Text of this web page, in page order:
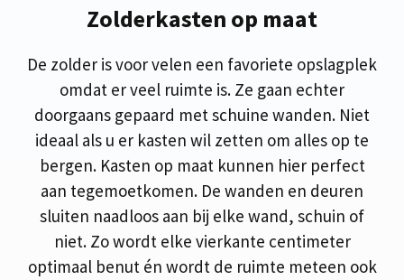
Zolderkasten op maat
De zolder is voor velen een favoriete opslagplek
omdat er veel ruimte is. Ze gaan echter
doorgaans gepaard met schuine wanden. Niet
ideaal als u er kasten wil zetten om alles op te
bergen. Kasten op maat kunnen hier perfect
aan tegemoetkomen. De wanden en deuren
sluiten naadloos aan bij elke wand, schuin of
niet. Zo wordt elke vierkante centimeter
optimaal benut én wordt de ruimte meteen ook